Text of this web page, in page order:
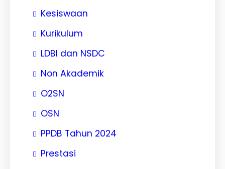
Kesiswaan
Kurikulum
LDBI dan NSDC
Non Akademik
O2SN
OSN
PPDB Tahun 2024
Prestasi